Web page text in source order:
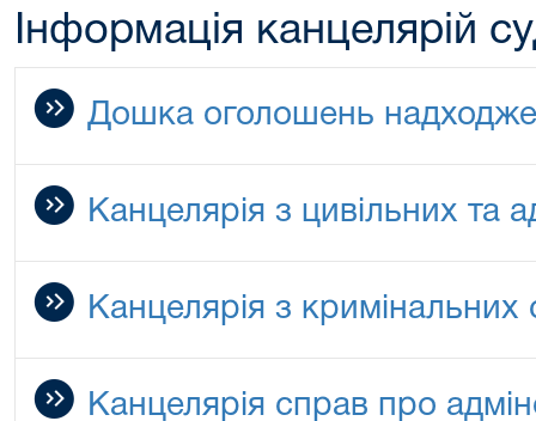
Інформація канцелярій
Дошка оголошень
Канцелярія з цивільних та
Канцелярія з кримінальних
Канцелярія справ про